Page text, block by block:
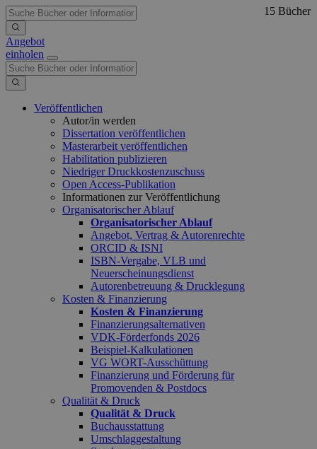
Angebot
einholen
Veröffentlichen
Autor/in werden
Dissertation veröffentlichen
Masterarbeit veröffentlichen
Habilitation publizieren
Niedriger Druckkostenzuschuss
Open Access-Publikation
Informationen zur Veröffentlichung
Organisatorischer Ablauf
Organisatorischer Ablauf
Angebot, Vertrag & Autorenrechte
ORCID & ISNI
ISBN-Vergabe, VLB und
Neuerscheinungsdienst
Autorenbetreuung & Drucklegung
Kosten & Finanzierung
Kosten & Finanzierung
Finanzierungsalternativen
VDK-Förderfonds 2026
Beispiel-Kalkulationen
VG WORT-Ausschüttung
Finanzierung und Förderung für
Promovenden & Postdocs
Qualität & Druck
Qualität & Druck
Buchausstattung
Umschlaggestaltung
15 Bücher